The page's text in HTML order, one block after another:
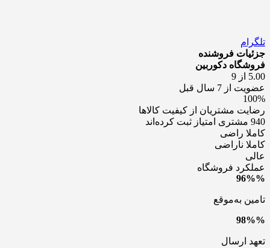
تلگرام
جزئیات فروشنده
فروشگاه دکوربین
5.00 از 9
عضویت از 7 سال قبل
100%
رضایت مشتریان از کیفیت کالاها
940 مشتری امتیاز ثبت کرده‌اند
کاملا راضی
کاملا ناراضی
عالی
عملکرد فروشگاه
96%%
تامین به‌موقع
98%%
تعهد ارسال